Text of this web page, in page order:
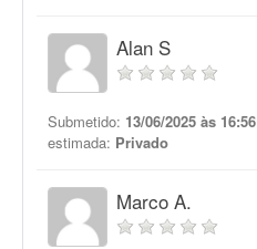
Alan S
Submetido: 13/06/2025 às 16:56
estimada: Privado
Marco A.